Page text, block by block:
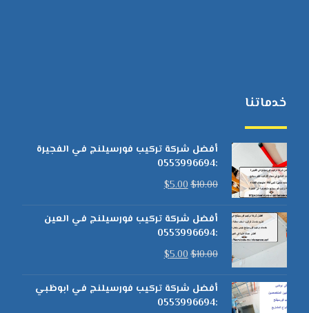
خدماتنا
أفضل شركة تركيب فورسيلنج في الفجيرة
:0553996694
$10.00
$5.00
أفضل شركة تركيب فورسيلنج في العين
:0553996694
$10.00
$5.00
أفضل شركة تركيب فورسيلنج في ابوظبي
:0553996694